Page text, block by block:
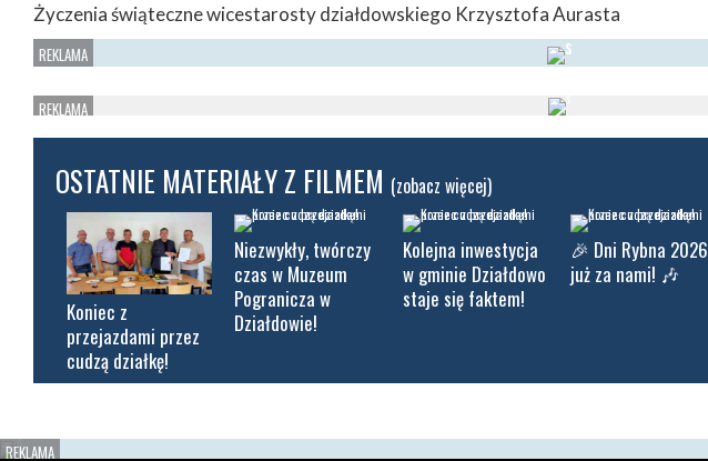
Życzenia świąteczne wicestarosty działdowskiego Krzysztofa Aurasta
OSTATNIE MATERIAŁY Z FILMEM (zobacz więcej)
Koniec z
przejazdami przez
cudzą działkę!
Niezwykły, twórczy
czas w Muzeum
Pogranicza w
Działdowie!
Kolejna inwestycja
w gminie Działdowo
staje się faktem!
🎉 Dni Rybna 2026
już za nami! 🎶